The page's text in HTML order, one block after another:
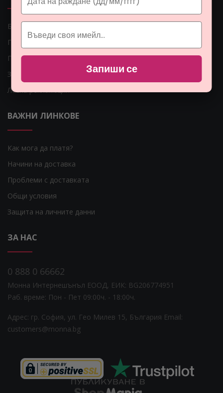
Блог
Гаранция за Вашите пари
Парфюмите
Защо да се регистрирам?
Лесна рекламация
ВАЖНИ ЛИНКОВЕ
Как мога да платя?
Начини на доставка
Проблеми с доставката
Общи условия
Защита на личните данни
ЗА НАС
0 888 0 66662
Монна Интернешънъл ЕООД, ЕИК: BG206774951
Раб. време: Пoн - Пет 09:00ч. - 18:00ч.
Адрес: гр. София, ул. Гео Милев 15, България Email:
customers@monna.bg
Запиши се